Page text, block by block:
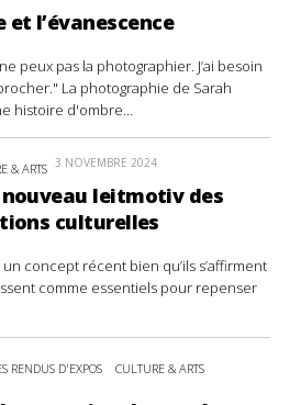
et l’évanescence
peux pas la photographier. J’ai besoin
La photographie de Sarah
histoire d'ombre...
& ARTS 3 NOVEMBRE 2024
leitmotiv des
culturelles
concept récent bien qu’ils s’affirment
comme essentiels pour repenser
RENDUS D'EXPOS CULTURE & ARTS